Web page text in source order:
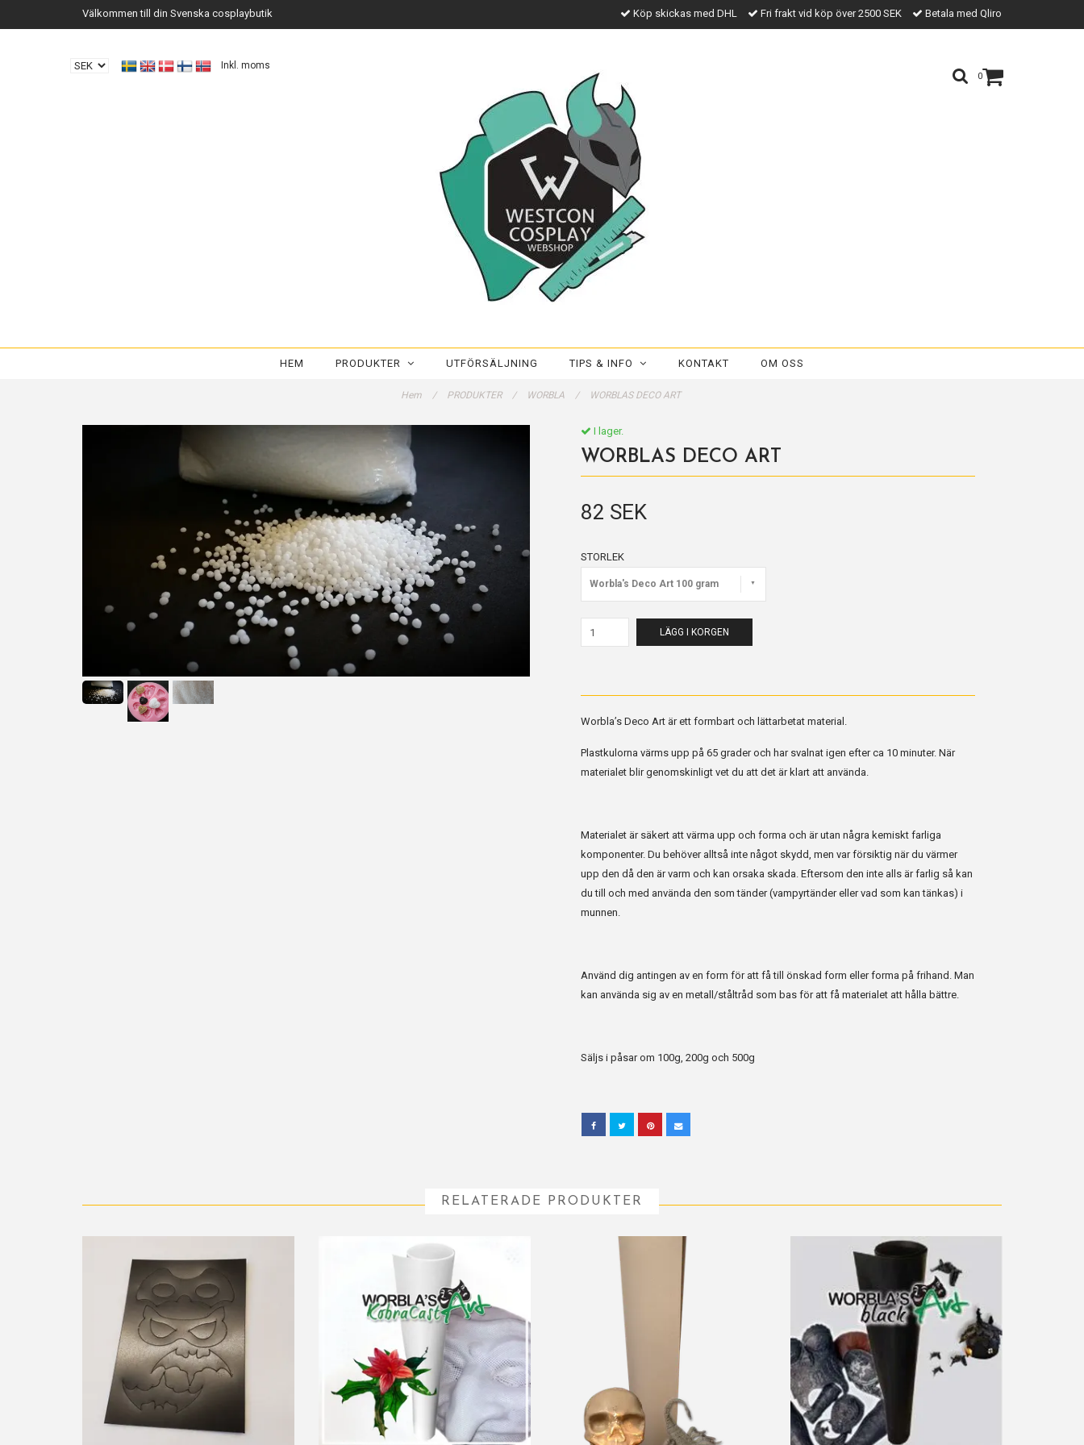
Välkommen till din Svenska cosplaybutik Köp skickas med DHL Fri frakt vid köp över 2500 SEK Betala med Qliro
0
Inkl. moms
HEM PRODUKTER UTFÖRSÄLJNING TIPS & INFO KONTAKT OM OSS
Hem / PRODUKTER / WORBLA / WORBLAS DECO ART
I lager.
WORBLAS DECO ART
82 SEK
STORLEK
Worbla's Deco Art 100 gram
LÄGG I KORGEN
Worbla’s Deco Art är ett formbart och lättarbetat material.
Plastkulorna värms upp på 65 grader och har svalnat igen efter ca 10 minuter. När
materialet blir genomskinligt vet du att det är klart att använda.
Materialet är säkert att värma upp och forma och är utan några kemiskt farliga
komponenter. Du behöver alltså inte något skydd, men var försiktig när du värmer
upp den då den är varm och kan orsaka skada. Eftersom den inte alls är farlig så kan
du till och med använda den som tänder (vampyrtänder eller vad som kan tänkas) i
munnen.
Använd dig antingen av en form för att få till önskad form eller forma på frihand. Man
kan använda sig av en metall/ståltråd som bas för att få materialet att hålla bättre.
Säljs i påsar om 100g, 200g och 500g
RELATERADE PRODUKTER